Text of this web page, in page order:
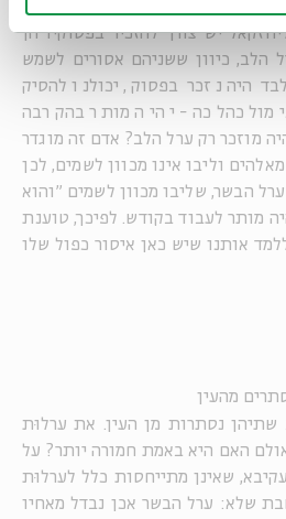
יש צורך להזכיר בפסוקיו הן
הלב, כיוון ששניהם אסורים לשמש
היה נזכר בפסוק, יכולנו להסיק
כהלכה - יהיה מותר בהקרבה
מוזכר רק ערל הלב? אדם זה מוגדר
וליבו אינו מכוון לשמים, לכן
הבשר, שליבו מכוון לשמים "והוא
מותר לעבוד בקודש. לפיכך, טוענת
אותנו שיש כאן איסור כפול שלו
מהעין
נסתרות מן העין. את ערלוּת
האם היא באמת חמורה יותר? על
שאינן מתייחסות כלל לערלוּת
שלא: ערל הבשר אכן נבדל מאחיו